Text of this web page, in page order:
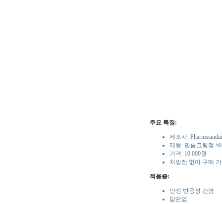
주요 특징:
제조사:
제형: 필름코팅정
가격: 10 000원
처방전 없이 구매
적응증:
만성 반응성 간염
담관염